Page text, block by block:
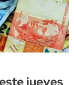
jueves